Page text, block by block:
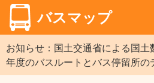
バスマップ
お知らせ：国土交通省による国
年度のバスルートとバス停留所の